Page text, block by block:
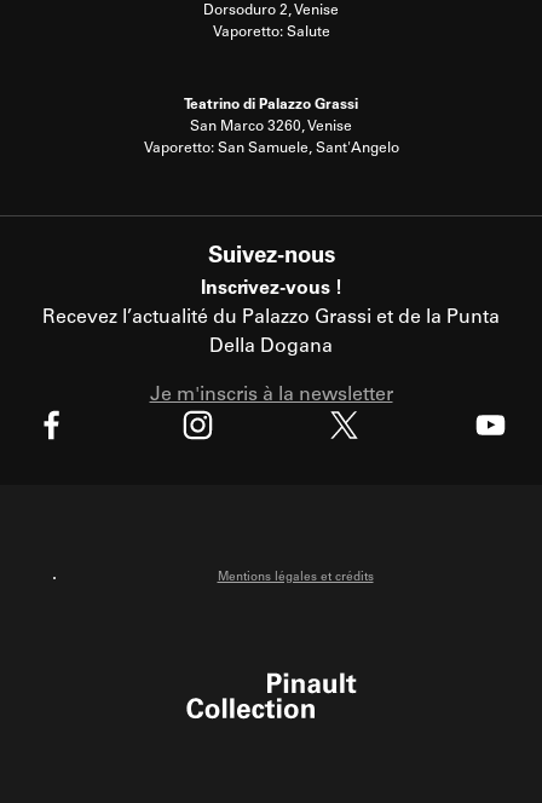
Dorsoduro 2, Venise
Vaporetto: Salute
Teatrino di Palazzo Grassi
San Marco 3260, Venise
Vaporetto: San Samuele, Sant'Angelo
Suivez-nous
Inscrivez-vous !
Recevez l’actualité du Palazzo Grassi et de la Punta
Della Dogana
Je m'inscris à la newsletter
Mentions légales et crédits